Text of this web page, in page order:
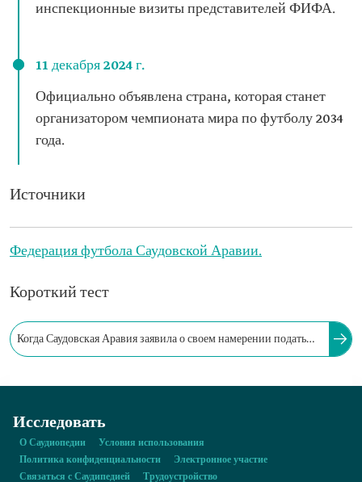
инспекционные визиты представителей ФИФА.
11 декабря 2024 г.
Официально объявлена страна, которая станет
организатором чемпионата мира по футболу 2034
года.
Источники
Федерация футбола Саудовской Аравии.
Короткий тест
Когда Саудовская Аравия заявила о своем намерении подать
Исследовать
О Саудиопедии
Условия использования
Политика конфиденциальности
Электронное участие
Связаться с Саудипедией
Трудоустройство